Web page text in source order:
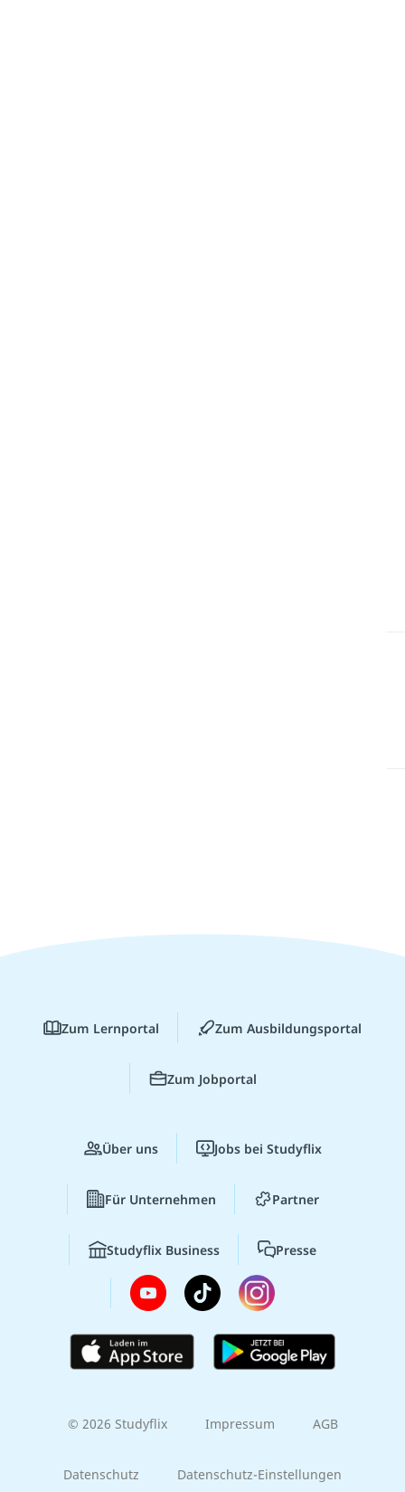
Zum Lernportal Zum Ausbildungsportal
Zum Jobportal
Über uns Jobs bei Studyflix
Für Unternehmen Partner
Studyflix Business Presse
© 2026 Studyflix Impressum AGB
Datenschutz Datenschutz-Einstellungen